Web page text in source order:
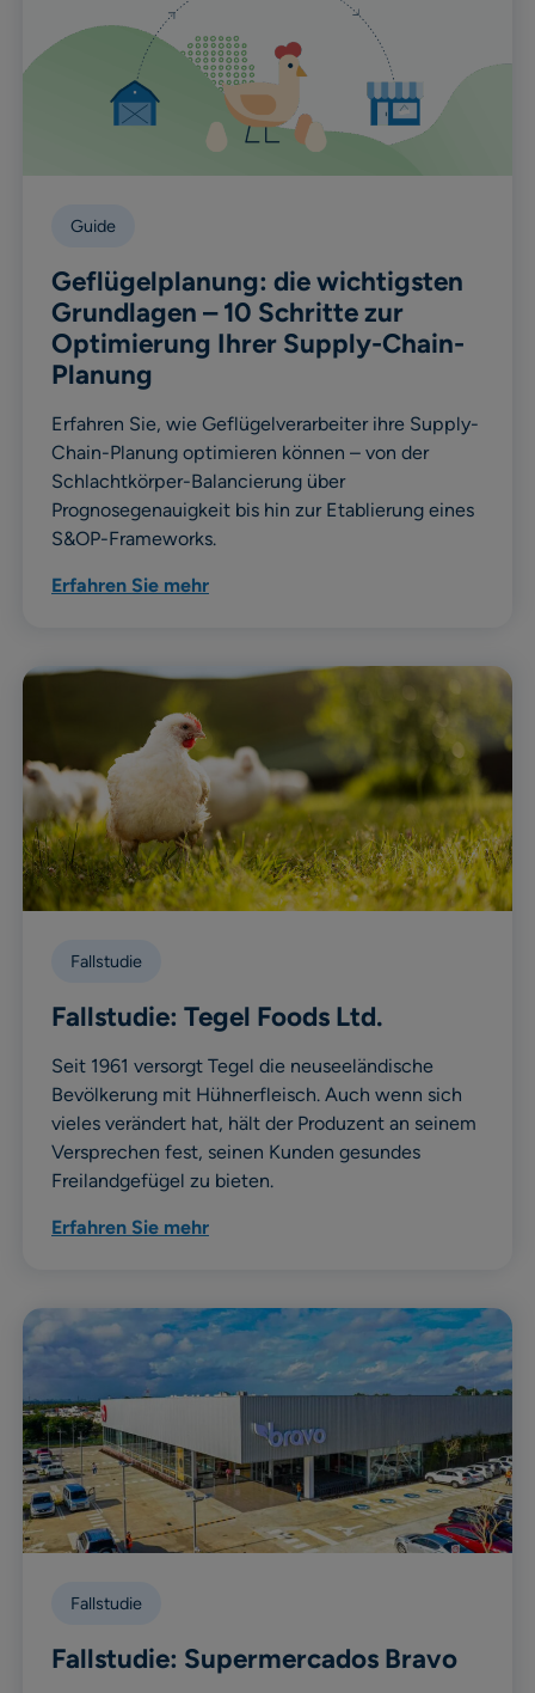
Guide
Geflügelplanung: die wichtigsten
Grundlagen – 10 Schritte zur
Optimierung Ihrer Supply-Chain-
Planung
Erfahren Sie, wie Geflügelverarbeiter ihre Supply-
Chain-Planung optimieren können – von der
Schlachtkörper-Balancierung über
Prognosegenauigkeit bis hin zur Etablierung eines
S&OP-Frameworks.
Erfahren Sie mehr
Fallstudie
Fallstudie: Tegel Foods Ltd.
Seit 1961 versorgt Tegel die neuseeländische
Bevölkerung mit Hühnerfleisch. Auch wenn sich
vieles verändert hat, hält der Produzent an seinem
Versprechen fest, seinen Kunden gesundes
Freilandgefügel zu bieten.
Erfahren Sie mehr
Fallstudie
Fallstudie: Supermercados Bravo